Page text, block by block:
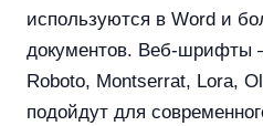
используются в Word и
документов. Веб-шрифты
Roboto, Montserrat, Lora,
подойдут для